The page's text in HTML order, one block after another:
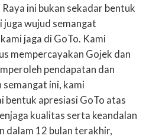
ini bukan sekadar bentuk
wujud semangat
jaga di GoTo. Kami
mempercayakan Gojek dan
pendapatan dan
semangat ini, kami
bentuk apresiasi GoTo atas
kualitas serta keandalan
dalam 12 bulan terakhir,